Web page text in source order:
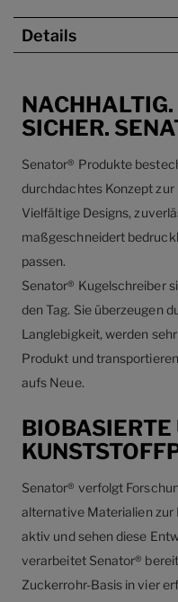
Details
SICHER.
Senator® Produkte
durchdachtes Konzept
Vielfältige Designs,
maßgeschneidert
passen.
Senator® Kugelschreiber
den Tag. Sie überzeugen
Langlebigkeit, werden
Produkt und
aufs Neue.
BIOBASIERTE
Senator® verfolgt
alternative Materialien zur
aktiv und sehen diese
verarbeitet Senator®
Zuckerrohr-Basis in vier